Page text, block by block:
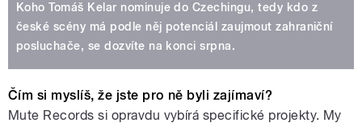
Koho Tomáš Kelar nominuje do Czechingu, tedy kdo z
české scény má podle něj potenciál zaujmout zahraniční
posluchače, se dozvíte na konci srpna.
Čím si myslíš, že jste pro ně byli zajímaví?
Mute Records si opravdu vybírá specifické projekty. My